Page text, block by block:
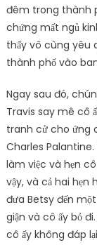
đêm trong thành
chứng mất ngủ
thấy vô cùng yêu
thành phố vào
Ngay sau đó,
Travis say mê cô
tranh cử cho ứng
Charles
làm việc và hẹn
vậy, và cả hai hẹn
đưa Betsy đến
giận và cô ấy bỏ
cô ấy không đáp